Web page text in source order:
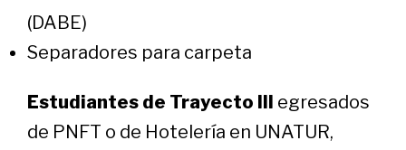
(DABE)
Separadores para carpeta
Estudiantes de Trayecto III egresados
de PNFT o de Hotelería en UNATUR,